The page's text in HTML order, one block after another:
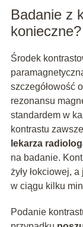
Badanie z
konieczne?
Środek
szczegółowość
rezonansu
standardem w
kontrastu
lekarza
na badanie.
żyły łokciowej,
w ciągu kilku
Podanie